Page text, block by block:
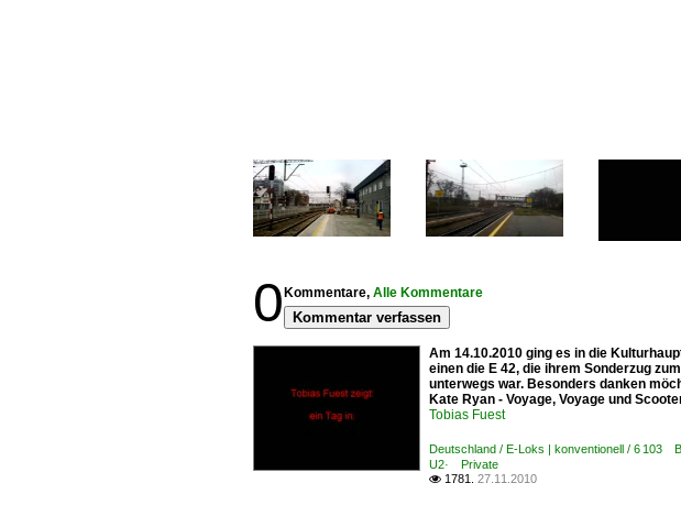
0 Kommentare, Alle Kommentare
Kommentar verfassen
Am 14.10.2010 ging es in die
einen die E 42, die ihrem Sonderzug
unterwegs war. Besonders danken
Kate Ryan - Voyage, Voyage und
Tobias Fuest
Deutschland / E-Loks | konventionell / 6 103
U2· Private
 1781. 27.11.2010